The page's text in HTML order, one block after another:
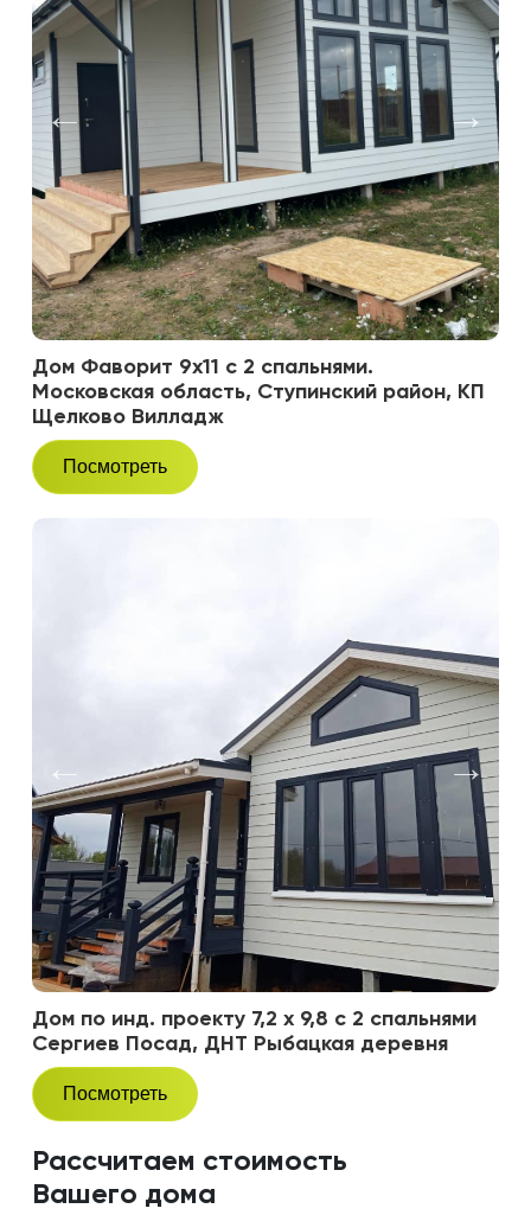
Дом Фаворит 9х11 с 2 спальнями.
Московская область, Ступинский район, КП
Щелково Вилладж
Посмотреть
Дом по инд. проекту 7,2 х 9,8 с 2 спальнями
Сергиев Посад, ДНТ Рыбацкая деревня
Посмотреть
Рассчитаем стоимость
Вашего дома